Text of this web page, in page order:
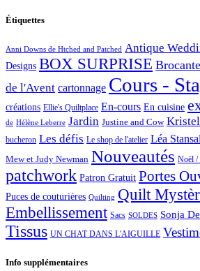
Étiquettes
Anni Downs de Htched and Patched Antique
Designs BOX SURPRISE Brocante
de l'Avent cartonnage Cours -
créations Ellie's Quiltplace En-cours En cuisine
de Hélène Leberre Jardin Justine and Cow
bucheron Les défis Le shop de l'atelier Léa Stansal
Mew et Judy Newman Nouveautés Noël /
patchwork Patron Gratuit Portes
Puces de couturières Quilting Quilt
Embellissement Sacs SOLDES Sonja
Tissus UN CHAT DANS L'AIGUILLE
Info supplémentaires